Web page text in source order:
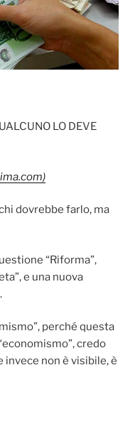
LO DEVE
dovrebbe farlo, ma
“Riforma”,
e una nuova
perché questa
credo
invece non è visibile, è